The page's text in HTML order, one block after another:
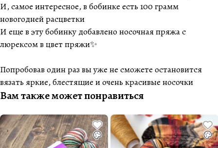
И, самое интересное, в бобинке есть 100 грамм
новогодней расцветки
И еще в эту бобинку добавлено носочная пряжа с
люрексом в цвет пряжи✨
Попробовав один раз вы уже не сможете остановится
вязать яркие, блестящие и очень красивые носочки
Вам также может понравиться